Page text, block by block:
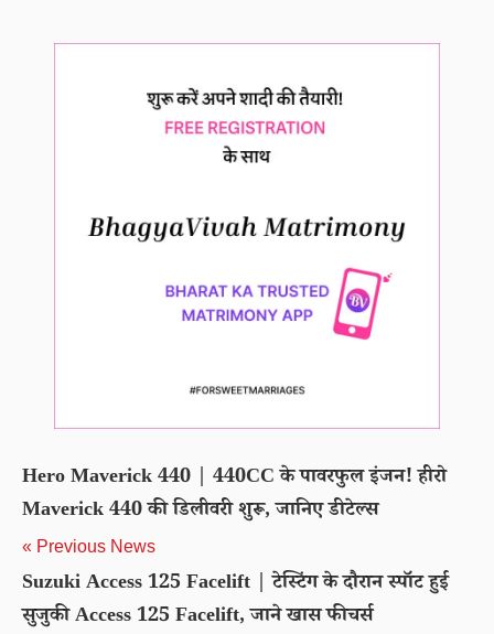
Hero Maverick 440 | 440CC के पावरफुल इंजन! हीरो
Maverick 440 की डिलीवरी शुरू, जानिए डीटेल्स
« Previous News
Suzuki Access 125 Facelift | टेस्टिंग के दौरान स्पॉट हुई
सुजुकी Access 125 Facelift, जाने खास फीचर्स